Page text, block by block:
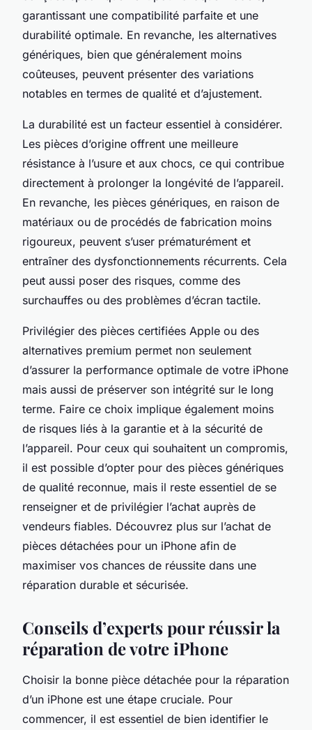
garantissant une compatibilité parfaite et une
durabilité optimale. En revanche, les alternatives
génériques, bien que généralement moins
coûteuses, peuvent présenter des variations
notables en termes de qualité et d’ajustement.
La durabilité est un facteur essentiel à considérer.
Les pièces d’origine offrent une meilleure
résistance à l’usure et aux chocs, ce qui contribue
directement à prolonger la longévité de l’appareil.
En revanche, les pièces génériques, en raison de
matériaux ou de procédés de fabrication moins
rigoureux, peuvent s’user prématurément et
entraîner des dysfonctionnements récurrents. Cela
peut aussi poser des risques, comme des
surchauffes ou des problèmes d’écran tactile.
Privilégier des pièces certifiées Apple ou des
alternatives premium permet non seulement
d’assurer la performance optimale de votre iPhone
mais aussi de préserver son intégrité sur le long
terme. Faire ce choix implique également moins
de risques liés à la garantie et à la sécurité de
l’appareil. Pour ceux qui souhaitent un compromis,
il est possible d’opter pour des pièces génériques
de qualité reconnue, mais il reste essentiel de se
renseigner et de privilégier l’achat auprès de
vendeurs fiables. Découvrez plus sur l’achat de
pièces détachées pour un iPhone afin de
maximiser vos chances de réussite dans une
réparation durable et sécurisée.
Conseils d’experts pour réussir la
réparation de votre iPhone
Choisir la bonne pièce détachée pour la réparation
d’un iPhone est une étape cruciale. Pour
commencer, il est essentiel de bien identifier le